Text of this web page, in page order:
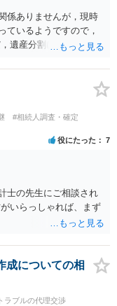
係ありませんが，現時
ているようですので，
遺産分割により，母の
#相続人調査・確定
役にたった 7
士の先生にご相談され
いらっしゃれば、まず
成についての相
ラブルの代理交渉